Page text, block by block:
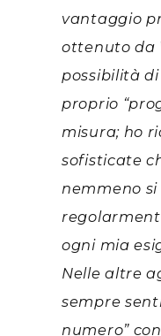
vantaggio
ottenuto da
possibilità
proprio
misura; ho
sofisticate
nemmeno
ogni mia
Nelle altre
sempre
numero”